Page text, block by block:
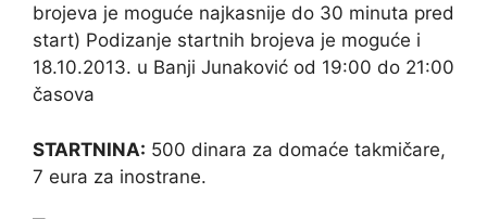
brojeva je moguće najkasnije do 30 minuta pred
start) Podizanje startnih brojeva je moguće i
18.10.2013. u Banji Junaković od 19:00 do 21:00
časova
STARTNINA: 500 dinara za domaće takmičare,
7 eura za inostrane.